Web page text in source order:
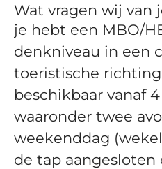
Wat vragen wij van
je hebt een MBO/
denkniveau in een
toeristische richting
beschikbaar vanaf
waaronder twee
weekenddag
de tap aangesloten